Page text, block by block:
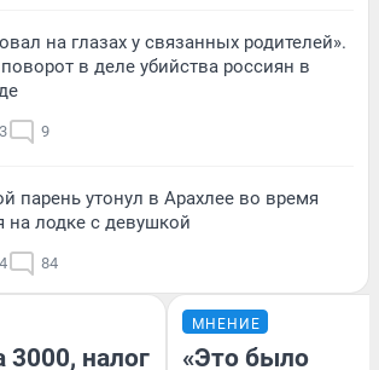
на глазах у связанных родителей».
в деле убийства россиян в
9
парень утонул в Арахлее во время
на лодке с девушкой
84
налог
МНЕНИЕ
«Это было